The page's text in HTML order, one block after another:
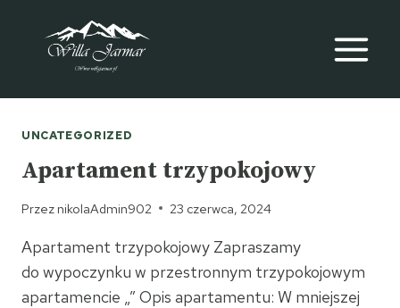
UNCATEGORIZED
Apartament trzypokojowy
Przez nikolaAdmin902 23 czerwca, 2024
Apartament trzypokojowy Zapraszamy
do wypoczynku w przestronnym trzypokojowym
apartamencie „” Opis apartamentu: W mniejszej